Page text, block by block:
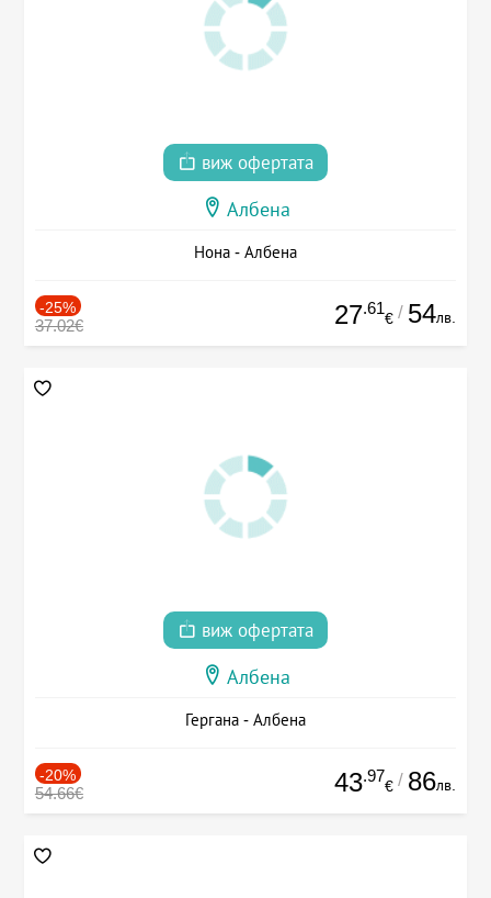
виж офертата
Албена
Нона - Албена
-25%
37.02€ 27.61
€ / 54лв.
виж офертата
Албена
Гергана - Албена
-20%
54.66€ 43.97
€ / 86лв.